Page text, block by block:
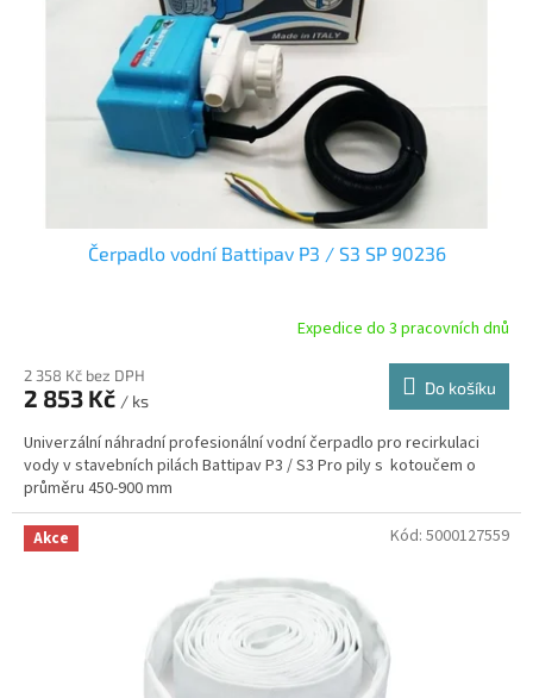
Čerpadlo vodní Battipav P3 / S3 SP 90236
Expedice do 3 pracovních dnů
2 358 Kč bez DPH
2 853 Kč / ks
Do košíku
Univerzální náhradní profesionální vodní čerpadlo pro recirkulaci
vody v stavebních pilách Battipav P3 / S3 Pro pily s kotoučem o
průměru 450-900 mm
Akce Kód: 5000127559